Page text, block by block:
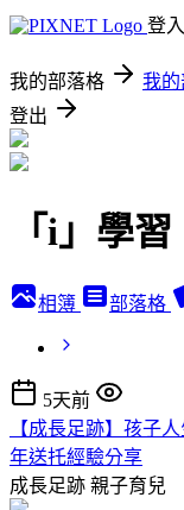
登入
我的部落格 我的
登出
「i」學習
相簿 部落格
5天前
【成長足跡】孩子
年送托經驗分享
成長足跡 親子育兒